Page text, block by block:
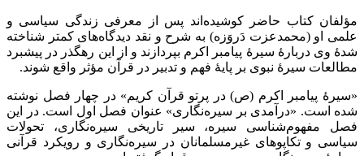
مؤلفان کتاب حاضر کوشیده‌اند پس از معرفی زندگی سیاسی و
علمی او (محمدعزت دَروَزه) به شرح و نقد دیدگاه‌های کمتر شناخته
شدۀ وی دربارۀ سیرۀ پیامبر اکرم بپردازند و از این رهگذر در پیشبرد
مطالعات سیرۀ نبوی بر پایۀ فهم و تدبیر در قرآن مؤثر واقع شوند.
«سیرۀ پیامبر اکرم (ص) در پرتو قرآن کریم» در چهار فصل نوشته
شده است. «درآمدی بر سیره‌نگاری» عنوان فصل اول است. در این
فصل مفهوم‌شناسی سیره، سیر تاریخی سیره‌نگاری، تحولات
سیاسی و تکاپوهای غیرمسلمانان در سیره‌نگاری و رویکرد قرآنی